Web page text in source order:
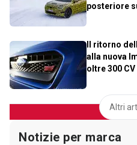
posteriore
Il ritorno
alla nuova
oltre 300 CV
Altri
Notizie per marca